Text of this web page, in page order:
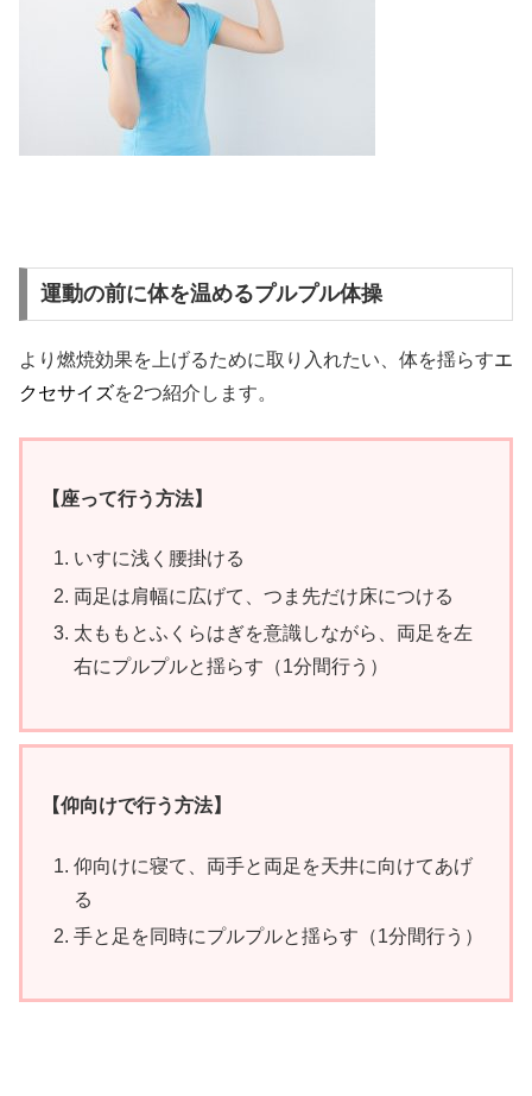
運動の前に体を温めるプルプル体操
より燃焼効果を上げるために取り入れたい、体を揺らすエ
クセサイズを2つ紹介します。
【座って行う方法】
いすに浅く腰掛ける
両足は肩幅に広げて、つま先だけ床につける
太ももとふくらはぎを意識しながら、両足を左
右にプルプルと揺らす（1分間行う）
【仰向けで行う方法】
仰向けに寝て、両手と両足を天井に向けてあげ
る
手と足を同時にプルプルと揺らす（1分間行う）